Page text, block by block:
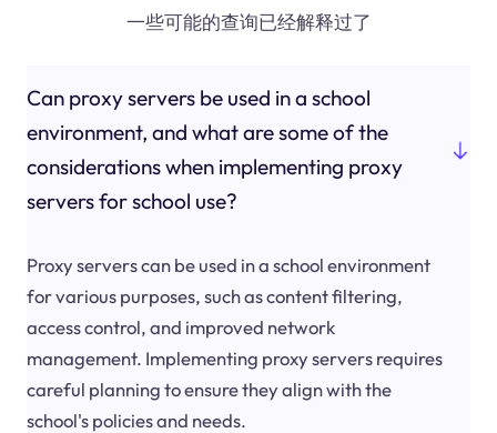
一些可能的查询已经解释过了
Can proxy servers be used in a school
environment, and what are some of the
considerations when implementing proxy
servers for school use?
Proxy servers can be used in a school environment
for various purposes, such as content filtering,
access control, and improved network
management. Implementing proxy servers requires
careful planning to ensure they align with the
school's policies and needs.